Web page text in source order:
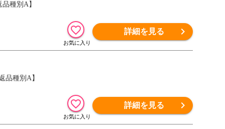
種別A】
詳細を見る
品種別A】
詳細を見る